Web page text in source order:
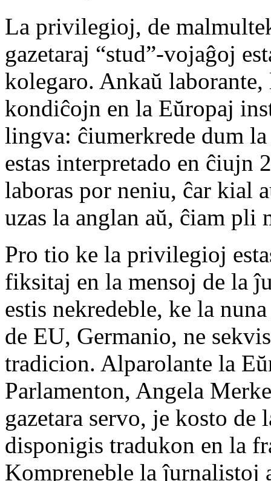
La privilegioj, de
gazetaraj “stud”-vojaĝoj
kolegaro. Ankaŭ
kondiĉojn en la Eŭropaj
lingva: ĉiumerkrede dum la
estas interpretado en
laboras por neniu, ĉar kial
uzas la anglan aŭ, ĉiam pli
Pro tio ke la privilegioj
fiksitaj en la mensoj de la
estis nekredeble, ke la
de EU, Germanio, ne
tradicion. Alparolante la
Parlamenton, Angela
gazetara servo, je kosto de
disponigis tradukon en la
Kompreneble la